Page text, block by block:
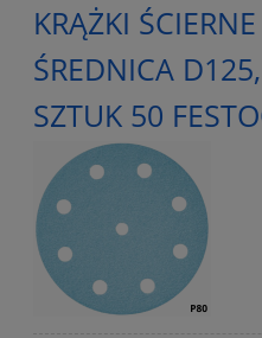
KRĄŻKI
ŚREDNICA
SZTUK 50